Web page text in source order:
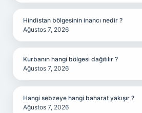
Hindistan bölgesinin inancı nedir ?
Ağustos 7, 2026
Kurbanın hangi bölgesi dağıtılır ?
Ağustos 7, 2026
Hangi sebzeye hangi baharat yakışır ?
Ağustos 7, 2026